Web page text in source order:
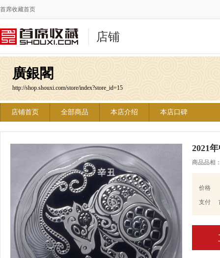
首席收藏首页
店铺
廣銀閣
http://shop.shouxi.com/store/index?store_id=15
店铺首页 全部商品 本店介绍 本店口碑
2021
商品品相
价格
支付